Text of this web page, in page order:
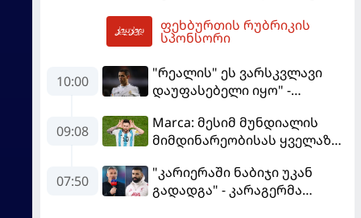
ფეხბურთის რუბრიკის
სპონსორი
10:00
"რეალის" ეს ვარსკვლავი
დაუფასებელი იყო" -
თანაგუნდელზე ისაუბრა
09:08
Marca: მესიმ მუნდიალის
მიმდინარეობისას ყველაზე
07:50
"კარიერაში ნაბიჯი უკან
გადადგა" - კარაგერმა